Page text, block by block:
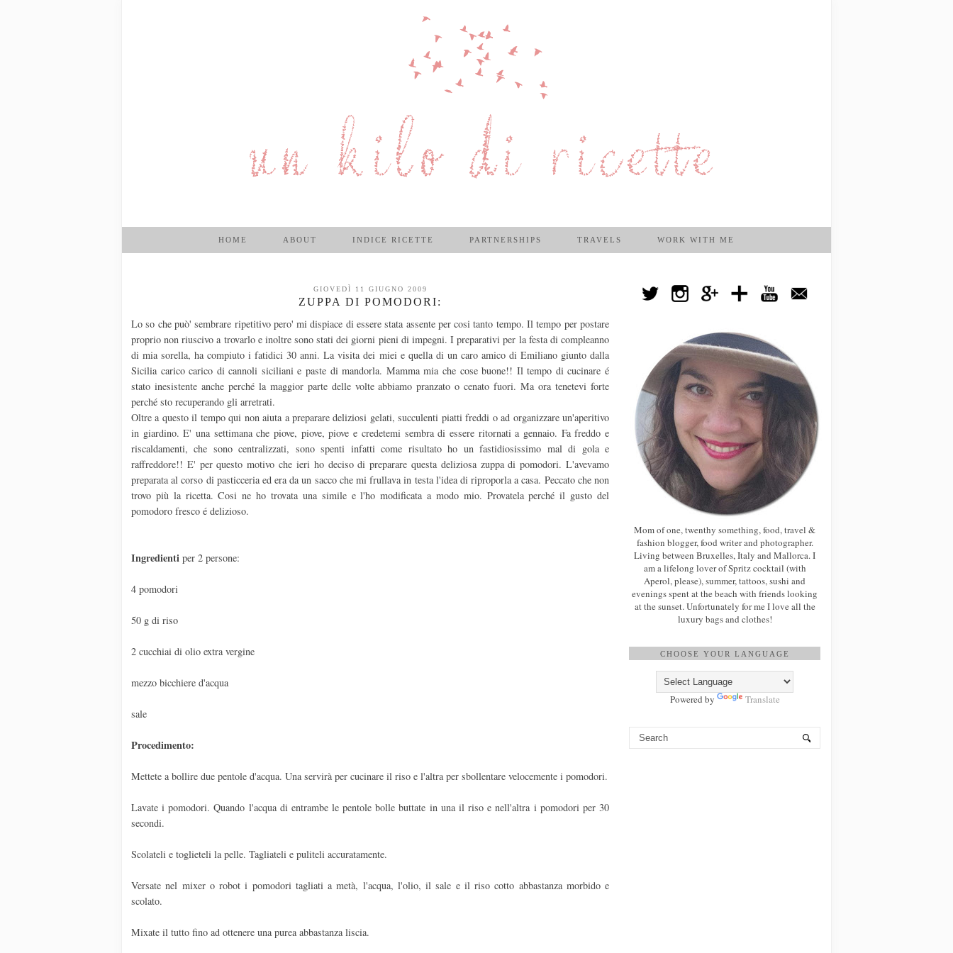
HOME ABOUT INDICE RICETTE PARTNERSHIPS TRAVELS WORK WITH ME
GIOVEDÌ 11 GIUGNO 2009
ZUPPA DI POMODORI:
Lo so che può' sembrare ripetitivo pero' mi dispiace di essere stata assente per cosi tanto tempo. Il tempo per postare
proprio non riuscivo a trovarlo e inoltre sono stati dei giorni pieni di impegni. I preparativi per la festa di compleanno
di mia sorella, ha compiuto i fatidici 30 anni. La visita dei miei e quella di un caro amico di Emiliano giunto dalla
Sicilia carico carico di cannoli siciliani e paste di mandorla. Mamma mia che cose buone!! Il tempo di cucinare é
stato inesistente anche perché la maggior parte delle volte abbiamo pranzato o cenato fuori. Ma ora tenetevi forte
perché sto recuperando gli arretrati.
Oltre a questo il tempo qui non aiuta a preparare deliziosi gelati, succulenti piatti freddi o ad organizzare un'aperitivo
in giardino. E' una settimana che piove, piove, piove e credetemi sembra di essere ritornati a gennaio. Fa freddo e
riscaldamenti, che sono centralizzati, sono spenti infatti come risultato ho un fastidiosissimo mal di gola e
raffreddore!! E' per questo motivo che ieri ho deciso di preparare questa deliziosa zuppa di pomodori. L'avevamo
preparata al corso di pasticceria ed era da un sacco che mi frullava in testa l'idea di riproporla a casa. Peccato che non
trovo più la ricetta. Cosi ne ho trovata una simile e l'ho modificata a modo mio. Provatela perché il gusto del
pomodoro fresco é delizioso.
Ingredienti per 2 persone:
4 pomodori
50 g di riso
2 cucchiai di olio extra vergine
mezzo bicchiere d'acqua
sale
Procedimento:
Mettete a bollire due pentole d'acqua. Una servirà per cucinare il riso e l'altra per sbollentare velocemente i pomodori.
Lavate i pomodori. Quando l'acqua di entrambe le pentole bolle buttate in una il riso e nell'altra i pomodori per 30
secondi.
Scolateli e toglieteli la pelle. Tagliateli e puliteli accuratamente.
Versate nel mixer o robot i pomodori tagliati a metà, l'acqua, l'olio, il sale e il riso cotto abbastanza morbido e
scolato.
Mixate il tutto fino ad ottenere una purea abbastanza liscia.
Mom of one, twenthy something, food, travel &
fashion blogger, food writer and photographer.
Living between Bruxelles, Italy and Mallorca. I
am a lifelong lover of Spritz cocktail (with
Aperol, please), summer, tattoos, sushi and
evenings spent at the beach with friends looking
at the sunset. Unfortunately for me I love all the
luxury bags and clothes!
CHOOSE YOUR LANGUAGE
Powered by Translate